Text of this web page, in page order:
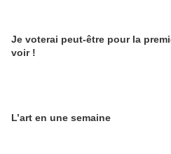
Je voterai peut-être pour la
voir !
L’art en une semaine